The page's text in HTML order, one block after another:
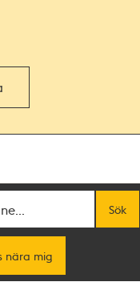
Sök
nära mig